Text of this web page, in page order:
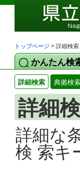
トップページ > 詳細検索
かんたん検
詳細検索 典拠検
詳細
詳細な
検 索キ